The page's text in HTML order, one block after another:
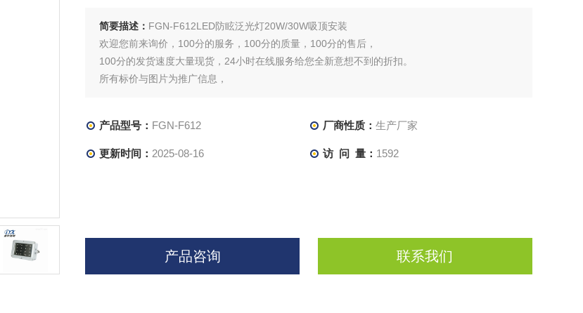
简要描述： FGN-F612LED防眩泛光灯20W/30W吸顶安装
欢迎您前来询价，100分的服务，100分的质量，100分的售后，
100分的发货速度大量现货，24小时在线服务给您全新意想不到的折扣。
所有标价与图片为推广信息，
产品型号： FGN-F612 厂商性质： 生产厂家
更新时间： 2025-08-16 访 问 量： 1592
产品咨询 联系我们